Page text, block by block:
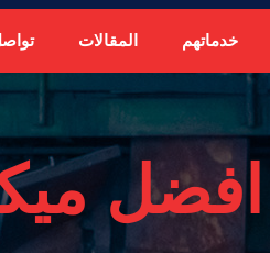
خدماتهم المقالات
افضل